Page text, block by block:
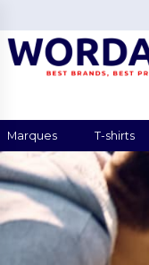
Marques T-shirts